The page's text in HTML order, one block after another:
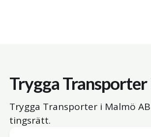
Trygga
Trygga Transporter i Malmö
tingsrätt.